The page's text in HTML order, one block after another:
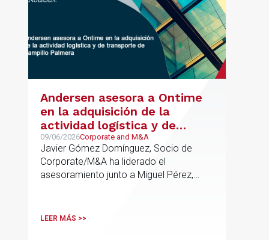
Andersen asesora a Ontime
en la adquisición de la
actividad logística y de
transporte de Campillo
Palmera
09/06/2026Corporate and M&A
Javier Gómez Domínguez, Socio de
Corporate/M&A ha liderado el
asesoramiento junto a Miguel Pérez,
LEER MÁS >>